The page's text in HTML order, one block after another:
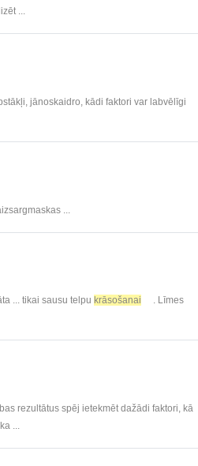
...
jānoskaidro, kādi faktori var labvēlīgi
...
... tikai sausu telpu krāsošanai
. Līmes
rezultātus spēj ietekmēt dažādi faktori, kā
...